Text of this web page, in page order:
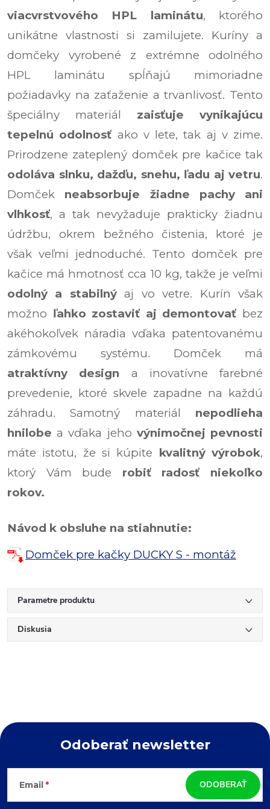
viacvrstvového HPL laminátu, ktorého
unikátne vlastnosti si zamilujete. Kuríny a
domčeky vyrobené z extrémne odolného
HPL laminátu spĺňajú mimoriadne
požiadavky na zaťaženie a trvanlivosť. Tento
špeciálny materiál zaisťuje vynikajúcu
tepelnú odolnosť ako v lete, tak aj v zime.
Prirodzene zateplený domček pre kačice tak
odoláva slnku, dažďu, snehu, ľadu aj vetru.
Domček neabsorbuje žiadne pachy ani
vlhkosť, a tak nevyžaduje prakticky žiadnu
údržbu, okrem bežného čistenia, ktoré je
však veľmi jednoduché. Tento domček pre
kačice má hmotnosť cca 10 kg, takže je veľmi
odolný a stabilnýaj vo vetre. Kurín však
možno ľahko zostaviť aj demontovať bez
akéhokoľvek náradia vďaka patentovanému
zámkovému systému. Domček má
atraktívny design a inovatívne farebné
prevedenie, ktoré skvele zapadne na každú
záhradu. Samotný materiál nepodlieha
hnilobe a vďaka jeho výnimočnej pevnosti
máte istotu, že si kúpite kvalitný výrobok,
ktorý Vám bude robiť radosť niekoľko
rokov.
Návod k obsluhe na stiahnutie:
Domček pre kačky DUCKY S - montáž
Parametre produktu
Diskusia
Z
á
Odoberať newsletter
Email ODOBERAŤ